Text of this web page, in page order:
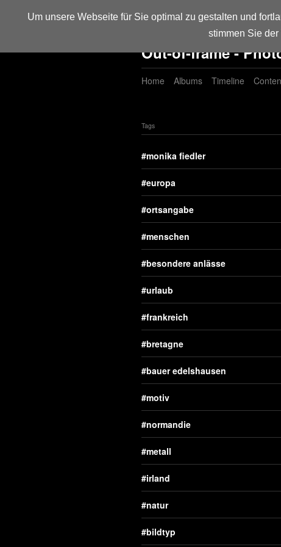
Um unsere Webseite für Sie optimal zu gestalten und
stimmen Sie
Out-of-frame -
Home Albums Timeline
Tags
monika fiedler
europa
ortsangabe
menschen
besondere anlässe
urlaub
frankreich
bretagne
bauer edelshausen
motiv
normandie
metall
irland
natur
bildtyp